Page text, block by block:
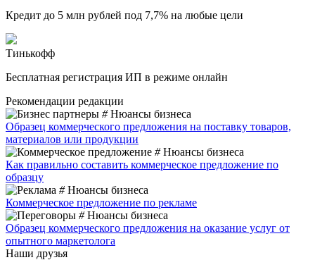
Кредит до 5 млн рублей под 7,7% на любые цели
Тинькофф
Бесплатная регистрация ИП в режиме онлайн
Рекомендации редакции
# Нюансы бизнеса
Образец коммерческого предложения на поставку товаров,
материалов или продукции
# Нюансы бизнеса
Как правильно составить коммерческое предложение по
образцу
# Нюансы бизнеса
Коммерческое предложение по рекламе
# Нюансы бизнеса
Образец коммерческого предложения на оказание услуг от
опытного маркетолога
Наши друзья